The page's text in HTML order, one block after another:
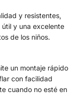
y resistentes,
y una excelente
de los niños.
un montaje rápido
con facilidad
cuando no esté en